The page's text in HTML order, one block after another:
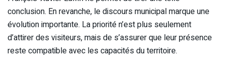
conclusion. En revanche, le discours municipal marque une
évolution importante. La priorité n’est plus seulement
d’attirer des visiteurs, mais de s’assurer que leur présence
reste compatible avec les capacités du territoire.